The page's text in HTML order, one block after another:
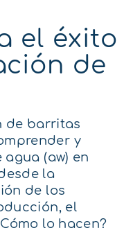
el éxito
de
de barritas
y
(aw) en
la
de los
el
lo hacen?